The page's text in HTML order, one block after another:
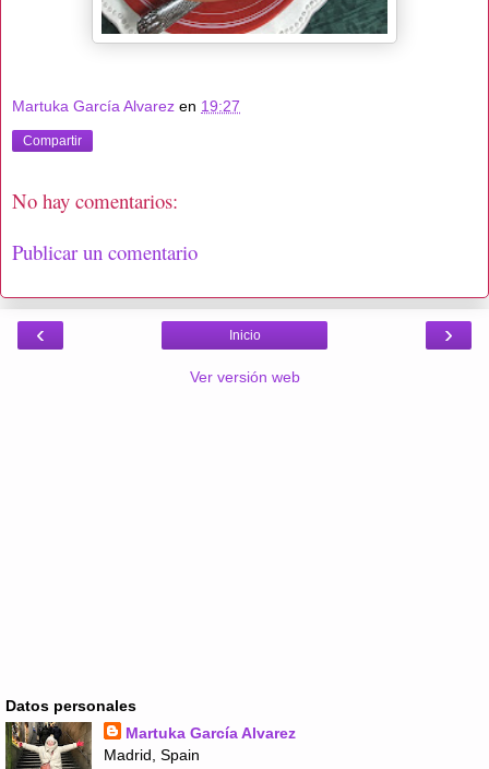
Martuka García Alvarez en 19:27
Compartir
No hay comentarios:
Publicar un comentario
‹ ›
Inicio
Ver versión web
Datos personales
Martuka García Alvarez
Madrid, Spain